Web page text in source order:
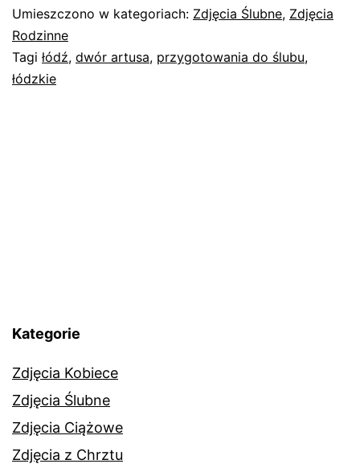
Artura
Umieszczono w kategoriach: Zdjęcia Ślubne, Zdjęcia
Rodzinne
Tagi łódź, dwór artusa, przygotowania do ślubu,
łódzkie
Kategorie
Zdjęcia Kobiece
Zdjęcia Ślubne
Zdjęcia Ciążowe
Zdjęcia z Chrztu